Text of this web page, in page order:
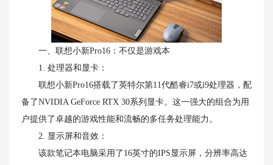
一、联想小新Pro16：不仅是游戏本
1. 处理器和显卡：
联想小新Pro16搭载了英特尔第11代酷睿i7或i9处理器，配
备了NVIDIA GeForce RTX 30系列显卡。这一强大的组合为用
户提供了卓越的游戏性能和流畅的多任务处理能力。
2. 显示屏和音效：
该款笔记本电脑采用了16英寸的IPS显示屏，分辨率高达